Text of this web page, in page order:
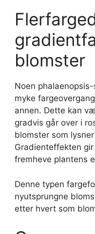
blomster
Noen
myke
annen. Dette kan
gradvis går over i
blomster som
Gradienteffekten
fremheve plantens
Denne typen
nyutsprungne
etter hvert som